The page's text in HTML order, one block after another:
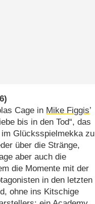
Cage in Mike Figgis’
bis in den Tod“, das
Glücksspielmekka zu
über die Stränge,
aber auch die
die Momente mit der
in den letzten
ohne ins Kitschige